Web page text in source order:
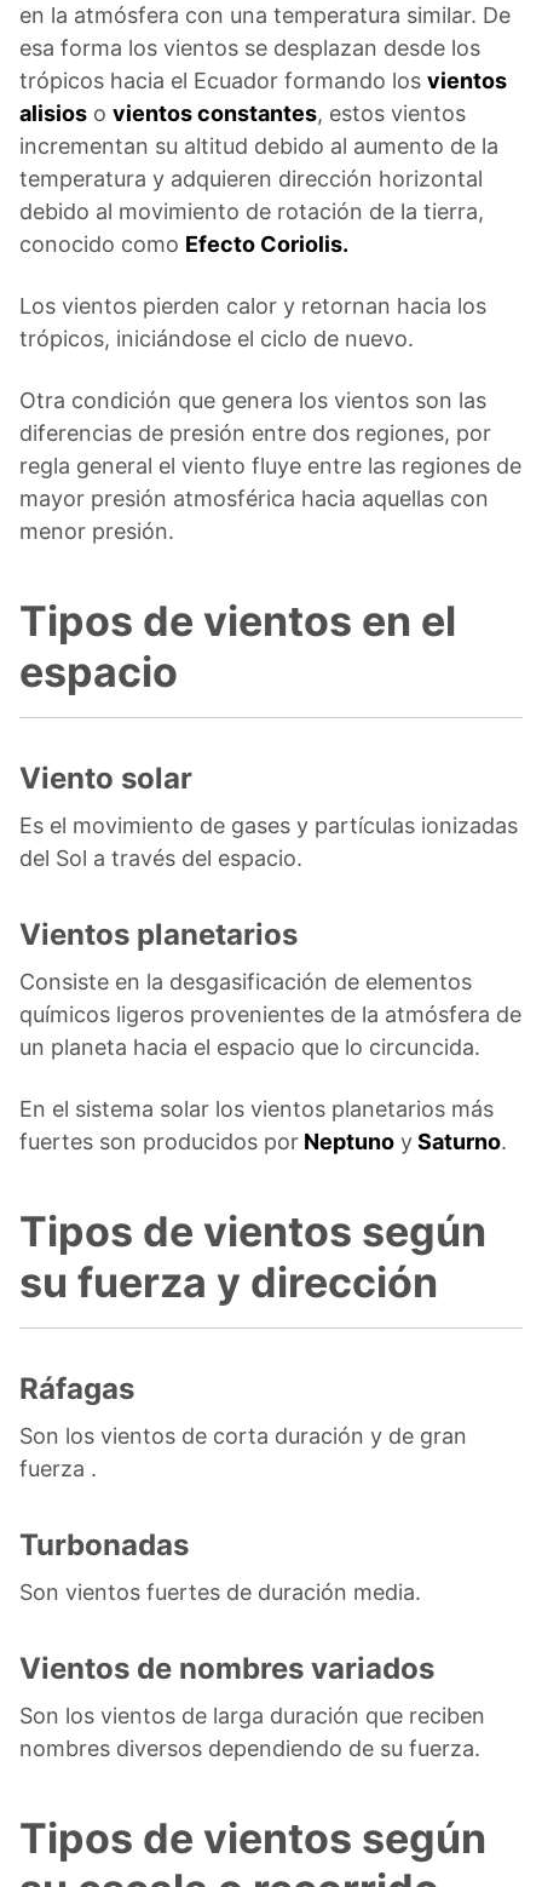
en la atmósfera con una temperatura similar. De
esa forma los vientos se desplazan desde los
trópicos hacia el Ecuador formando los vientos
alisios o vientos constantes, estos vientos
incrementan su altitud debido al aumento de la
temperatura y adquieren dirección horizontal
debido al movimiento de rotación de la tierra,
conocido como Efecto Coriolis.
Los vientos pierden calor y retornan hacia los
trópicos, iniciándose el ciclo de nuevo.
Otra condición que genera los vientos son las
diferencias de presión entre dos regiones, por
regla general el viento fluye entre las regiones de
mayor presión atmosférica hacia aquellas con
menor presión.
Tipos de vientos en el
espacio
Viento solar
Es el movimiento de gases y partículas ionizadas
del Sol a través del espacio.
Vientos planetarios
Consiste en la desgasificación de elementos
químicos ligeros provenientes de la atmósfera de
un planeta hacia el espacio que lo circuncida.
En el sistema solar los vientos planetarios más
fuertes son producidos por Neptuno ySaturno.
Tipos de vientos según
su fuerza y dirección
Ráfagas
Son los vientos de corta duración y de gran
fuerza .
Turbonadas
Son vientos fuertes de duración media.
Vientos de nombres variados
Son los vientos de larga duración que reciben
nombres diversos dependiendo de su fuerza.
Tipos de vientos según